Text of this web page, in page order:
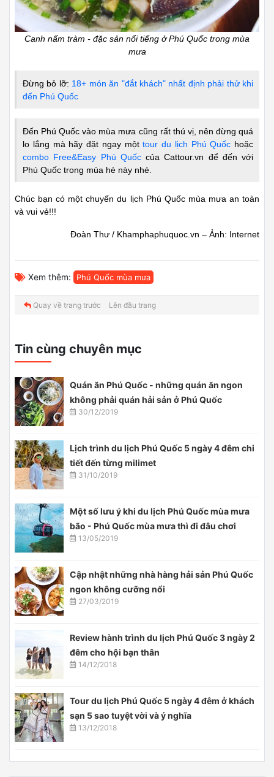
Canh nấm tràm - đặc sản nổi tiếng ở Phú Quốc trong mùa
mưa
Đừng bỏ lỡ: 18+ món ăn "đắt khách" nhất định phải thử khi
đến Phú Quốc
Đến Phú Quốc vào mùa mưa cũng rất thú vị, nên đừng quá
lo lắng mà hãy đặt ngay mộttour du lịch Phú Quốc hoặc
combo Free&Easy Phú Quốccủa Cattour.vn để đến với
Phú Quốc trong mùa hè này nhé.
Chúc bạn có một chuyến du lịch Phú Quốc mùa mưa an toàn
và vui vẻ!!!
Đoàn Thư / Khamphaphuquoc.vn – Ảnh: Internet
Xem thêm: Phú Quốc mùa mưa
Quay về trang trước Lên đầu trang
Tin cùng chuyên mục
Quán ăn Phú Quốc - những quán ăn ngon
không phải quán hải sản ở Phú Quốc
30/12/2019
Lịch trình du lịch Phú Quốc 5 ngày 4 đêm chi
tiết đến từng milimet
31/10/2019
Một số lưu ý khi du lịch Phú Quốc mùa mưa
bão - Phú Quốc mùa mưa thì đi đâu chơi
13/05/2019
Cập nhật những nhà hàng hải sản Phú Quốc
ngon không cưỡng nổi
27/03/2019
Review hành trình du lịch Phú Quốc 3 ngày 2
đêm cho hội bạn thân
14/12/2018
Tour du lịch Phú Quốc 5 ngày 4 đêm ở khách
sạn 5 sao tuyệt vời và ý nghĩa
13/12/2018